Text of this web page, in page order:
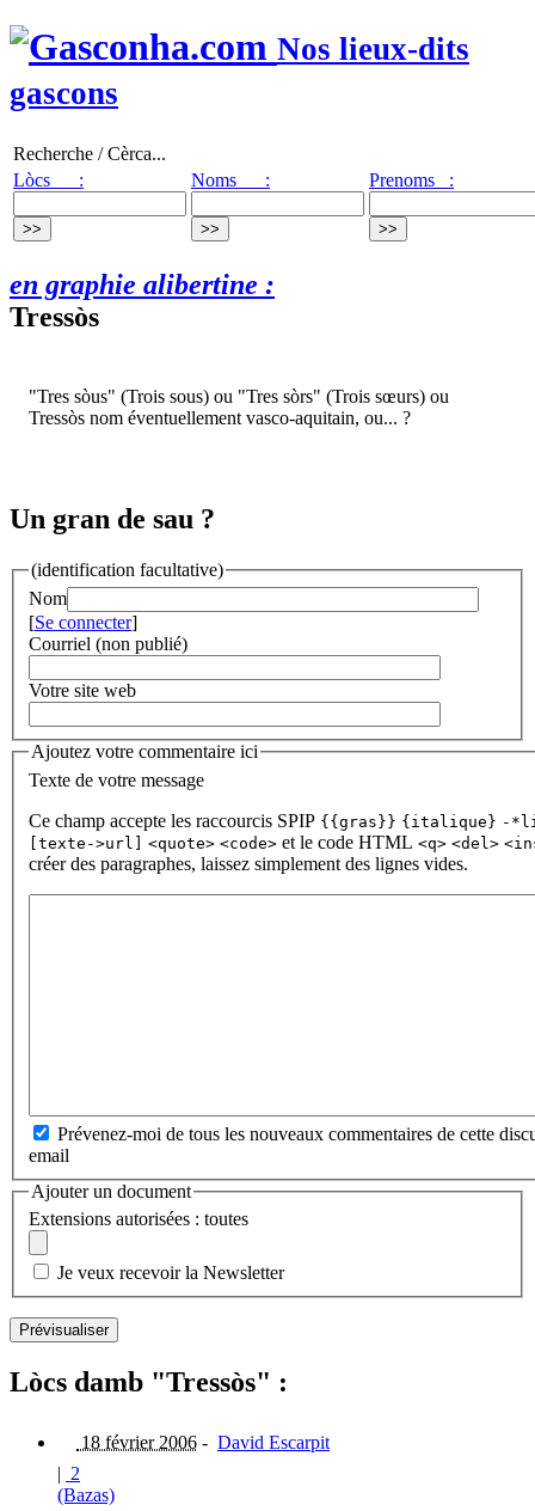
Nos lieux-dits
gascons
Recherche / Cèrca...
Lòcs :
Noms : Prenoms :
en graphie alibertine :
Tressòs
"Tres sòus" (Trois sous) ou "Tres sòrs" (Trois sœurs) ou
Tressòs nom éventuellement vasco-aquitain, ou... ?
Un gran de sau ?
(identification facultative)
Nom
[Se connecter]
Courriel (non publié)
Votre site web
Ajoutez votre commentaire ici
Texte de votre message
Ce champ accepte les raccourcis SPIP {{gras}} {italique} -
[texte->url] <quote> <code> et le code HTML <q> <del>
créer des paragraphes, laissez simplement des lignes vides.
Prévenez-moi de tous les nouveaux commentaires de cette
email
Ajouter un document
Extensions autorisées : toutes
Je veux recevoir la Newsletter
Lòcs damb "Tressòs" :
18 février 2006 - David Escarpit
| 2
(Bazas)